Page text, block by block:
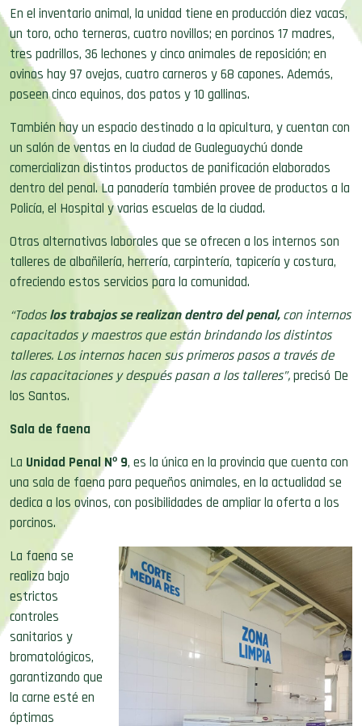
En el inventario animal, la unidad tiene en producción diez vacas,
un toro, ocho terneras, cuatro novillos; en porcinos 17 madres,
tres padrillos, 36 lechones y cinco animales de reposición; en
ovinos hay 97 ovejas, cuatro carneros y 68 capones. Además,
poseen cinco equinos, dos patos y 10 gallinas.
También hay un espacio destinado a la apicultura, y cuentan con
un salón de ventas en la ciudad de Gualeguaychú donde
comercializan distintos productos de panificación elaborados
dentro del penal. La panadería también provee de productos a la
Policía, el Hospital y varias escuelas de la ciudad.
Otras alternativas laborales que se ofrecen a los internos son
talleres de albañilería, herrería, carpintería, tapicería y costura,
ofreciendo estos servicios para la comunidad.
“Todoslos trabajos se realizan dentro del penal,con internos
capacitados y maestros que están brindando los distintos
talleres. Los internos hacen sus primeros pasos a través de
las capacitaciones y después pasan a los talleres”,precisó De
los Santos.
Sala de faena
La Unidad Penal Nº 9, es la única en la provincia que cuenta con
una sala de faena para pequeños animales, en la actualidad se
dedica a los ovinos, con posibilidades de ampliar la oferta a los
porcinos.
La faena se
realiza bajo
estrictos
controles
sanitarios y
bromatológicos,
garantizando que
la carne esté en
óptimas